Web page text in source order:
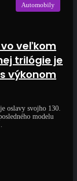
Automobily
vo veľkom
trilógie je
výkonom
oslavy svojho 130.
modelu